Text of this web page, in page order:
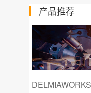
产品推荐
DELMIAWORKS